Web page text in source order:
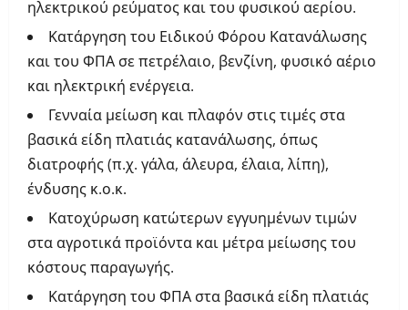
ηλεκτρικού ρεύματος και του φυσικού αερίου.
Κατάργηση του Ειδικού Φόρου Κατανάλωσης
και του ΦΠΑ σε πετρέλαιο, βενζίνη, φυσικό αέριο
και ηλεκτρική ενέργεια.
Γενναία μείωση και πλαφόν στις τιμές στα
βασικά είδη πλατιάς κατανάλωσης, όπως
διατροφής (π.χ. γάλα, άλευρα, έλαια, λίπη),
ένδυσης κ.ο.κ.
Κατοχύρωση κατώτερων εγγυημένων τιμών
στα αγροτικά προϊόντα και μέτρα μείωσης του
κόστους παραγωγής.
Κατάργηση του ΦΠΑ στα βασικά είδη πλατιάς